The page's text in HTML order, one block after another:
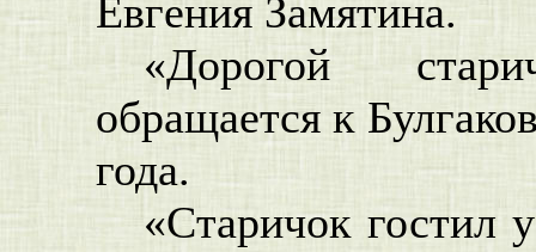
Евгения Замятина.
«Дорогой
обращается к
года.
«Старичок гостил